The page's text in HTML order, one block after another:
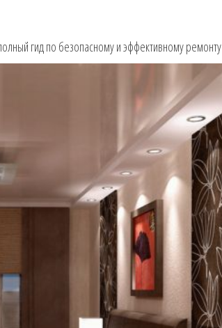
гид по безопасному и эффективному ремонту